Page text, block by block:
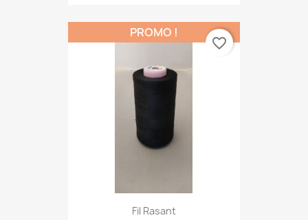
Fil Rasant
PROMO !
favorite_border